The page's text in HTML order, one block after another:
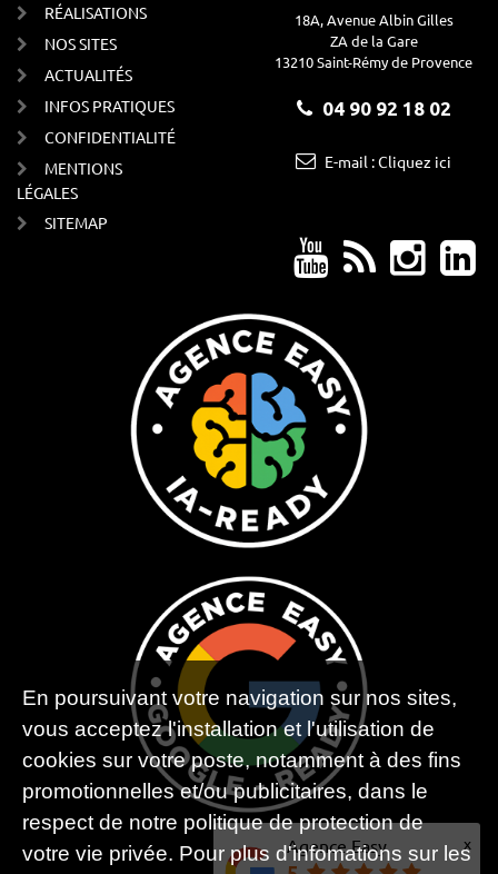
RÉALISATIONS
NOS SITES
ACTUALITÉS
INFOS PRATIQUES
CONFIDENTIALITÉ
MENTIONS
LÉGALES
SITEMAP
18A, Avenue Albin Gilles
ZA de la Gare
13210 Saint-Rémy de Provence
04 90 92 18 02
E-mail : Cliquez ici
Agence Easy x
En poursuivant votre navigation sur nos sites,
vous acceptez l'installation et l'utilisation de
cookies sur votre poste, notamment à des fins
promotionnelles et/ou publicitaires, dans le
respect de notre politique de protection de
votre vie privée. Pour plus d'infomations sur les